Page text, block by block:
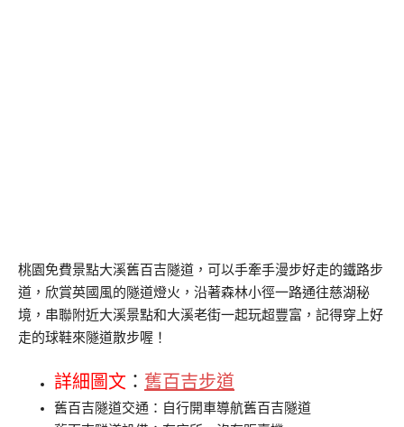
桃園免費景點大溪舊百吉隧道，可以手牽手漫步好走的鐵路步
道，欣賞英國風的隧道燈火，沿著森林小徑一路通往慈湖秘
境，串聯附近大溪景點和大溪老街一起玩超豐富，記得穿上好
走的球鞋來隧道散步喔！
詳細圖文 ： 舊百吉步道
舊百吉隧道交通：自行開車導航舊百吉隧道